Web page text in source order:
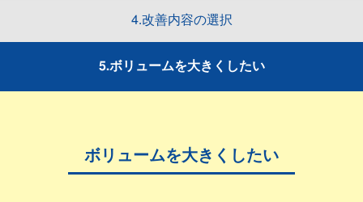
4.改善内容の選択
5.ボリュームを大きくしたい
ボリュームを大きくしたい